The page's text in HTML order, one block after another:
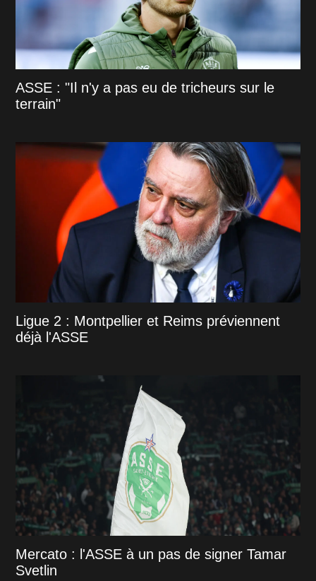
ASSE : "Il n'y a pas eu de tricheurs sur le
terrain"
Ligue 2 : Montpellier et Reims préviennent
déjà l'ASSE
Mercato : l'ASSE à un pas de signer Tamar
Svetlin